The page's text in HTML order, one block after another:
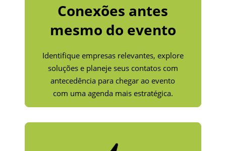
Conexões antes
mesmo do evento
Identifique empresas relevantes, explore
soluções e planeje seus contatos com
antecedência para chegar ao evento
com uma agenda mais estratégica.